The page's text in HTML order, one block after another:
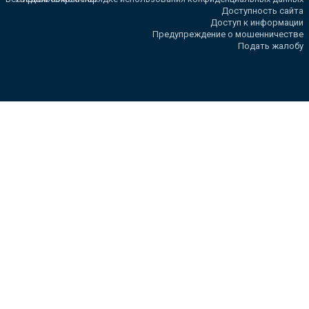
Доступность сайта
Доступ к информации
Предупреждение о мошенничестве
Подать жалобу